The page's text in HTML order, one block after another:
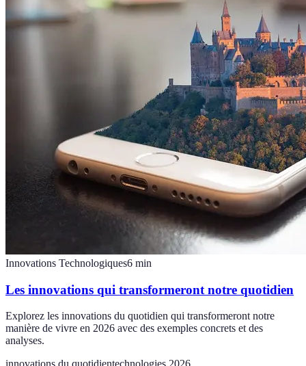
Innovations Technologiques6 min
Les innovations qui transformeront notre quotidien
Explorez les innovations du quotidien qui transformeront notre
manière de vivre en 2026 avec des exemples concrets et des
analyses.